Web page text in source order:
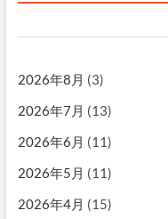
2026年8月 (3)
2026年7月 (13)
2026年6月 (11)
2026年5月 (11)
2026年4月 (15)